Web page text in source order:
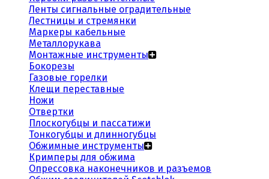
Ленты сигнальные оградительные
Лестницы и стремянки
Маркеры кабельные
Металлорукава
Монтажные инструменты
Бокорезы
Газовые горелки
Клещи переставные
Ножи
Отвертки
Плоскогубцы и пассатижи
Тонкогубцы и длинногубцы
Обжимные инструменты
Кримперы для обжима
Опрессовка наконечников и разъемов